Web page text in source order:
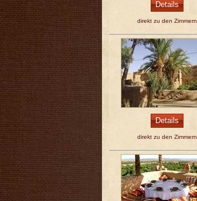
Details
direkt zu den Zimmern
Details
direkt zu den Zimmern